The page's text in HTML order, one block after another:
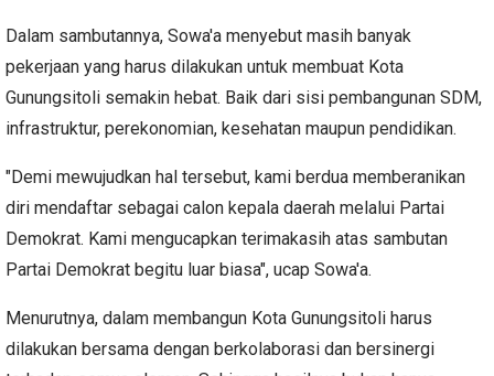
Dalam sambutannya, Sowa'a menyebut masih banyak
pekerjaan yang harus dilakukan untuk membuat Kota
Gunungsitoli semakin hebat. Baik dari sisi pembangunan SDM,
infrastruktur, perekonomian, kesehatan maupun pendidikan.
"Demi mewujudkan hal tersebut, kami berdua memberanikan
diri mendaftar sebagai calon kepala daerah melalui Partai
Demokrat. Kami mengucapkan terimakasih atas sambutan
Partai Demokrat begitu luar biasa", ucap Sowa'a.
Menurutnya, dalam membangun Kota Gunungsitoli harus
dilakukan bersama dengan berkolaborasi dan bersinergi